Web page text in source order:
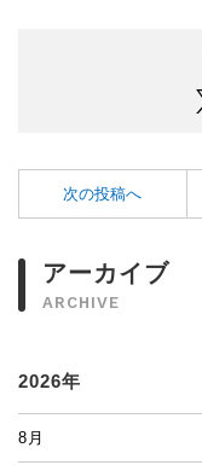
次の投稿へ
アーカイブ
ARCHIVE
2026年
8月